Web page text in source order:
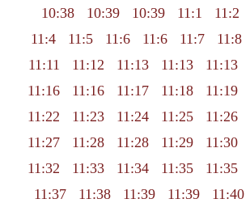
10:38
10:39 10:39 11:1 11:2
11:4
11:5 11:6 11:6 11:7 11:8
11:11
11:12 11:13 11:13 11:13
11:16
11:16 11:17 11:18 11:19
11:22
11:23 11:24 11:25 11:26
11:27
11:28 11:28 11:29 11:30
11:32
11:33 11:34 11:35 11:35
11:37
11:38 11:39 11:39 11:40